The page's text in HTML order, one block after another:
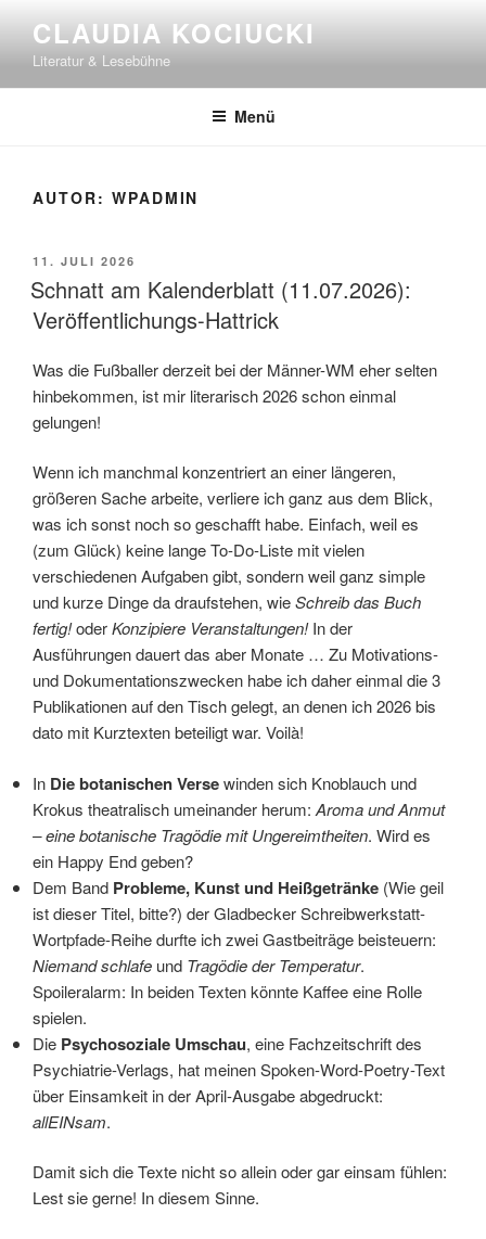
Inhalt
springen
CLAUDIA KOCIUCKI
Literatur & Lesebühne
Menü
AUTOR: WPADMIN
VERÖFFENTLICHT
AM
11. JULI 2026
Schnatt am Kalenderblatt (11.07.2026):
Veröffentlichungs-Hattrick
Was die Fußballer derzeit bei der Männer-WM eher selten
hinbekommen, ist mir literarisch 2026 schon einmal
gelungen!
Wenn ich manchmal konzentriert an einer längeren,
größeren Sache arbeite, verliere ich ganz aus dem Blick,
was ich sonst noch so geschafft habe. Einfach, weil es
(zum Glück) keine lange To-Do-Liste mit vielen
verschiedenen Aufgaben gibt, sondern weil ganz simple
und kurze Dinge da draufstehen, wieSchreib das Buch
fertig!oderKonzipiere Veranstaltungen!In der
Ausführungen dauert das aber Monate … Zu Motivations-
und Dokumentationszwecken habe ich daher einmal die 3
Publikationen auf den Tisch gelegt, an denen ich 2026 bis
dato mit Kurztexten beteiligt war. Voilà!
In Die botanischen Versewinden sich Knoblauch und
Krokus theatralisch umeinander herum: Aroma und Anmut
– eine botanische Tragödie mit Ungereimtheiten. Wird es
ein Happy End geben?
Dem Band Probleme, Kunst und Heißgetränke (Wie geil
ist dieser Titel, bitte?) der Gladbecker Schreibwerkstatt-
Wortpfade-Reihe durfte ich zwei Gastbeiträge beisteuern:
Niemand schlafe und Tragödie der Temperatur.
Spoileralarm: In beiden Texten könnte Kaffee eine Rolle
spielen.
Die Psychosoziale Umschau, eine Fachzeitschrift des
Psychiatrie-Verlags, hat meinen Spoken-Word-Poetry-Text
über Einsamkeit in der April-Ausgabe abgedruckt:
allEINsam.
Damit sich die Texte nicht so allein oder gar einsam fühlen:
Lest sie gerne! In diesem Sinne.